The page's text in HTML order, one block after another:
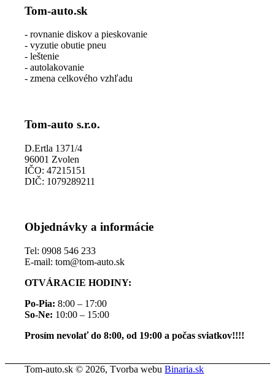
Tom-auto.sk
- rovnanie diskov a pieskovanie
- vyzutie obutie pneu
- leštenie
- autolakovanie
- zmena celkového vzhľadu
Tom-auto s.r.o.
D.Ertla 1371/4
96001 Zvolen
IČO: 47215151
DIČ: 1079289211
Objednávky a informácie
Tel: 0908 546 233
E-mail: tom@tom-auto.sk
OTVÁRACIE HODINY:
Po-Pia: 8:00 – 17:00
So-Ne: 10:00 – 15:00
Prosím nevolať do 8:00, od 19:00 a počas sviatkov!!!!
Tom-auto.sk © 2026, Tvorba webuBinaria.sk